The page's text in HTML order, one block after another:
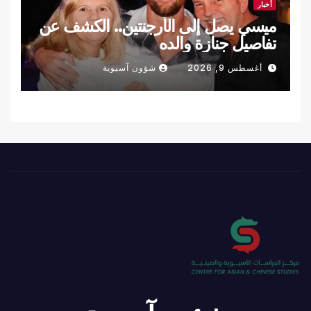
أخبار
ميسي يصل إلى الأرجنتين.. الكشف عن
تفاصيل جنازة والده
أغسطس 9, 2026 شؤون آسيوية